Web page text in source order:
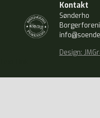
Kontakt
Sønderho
Design: